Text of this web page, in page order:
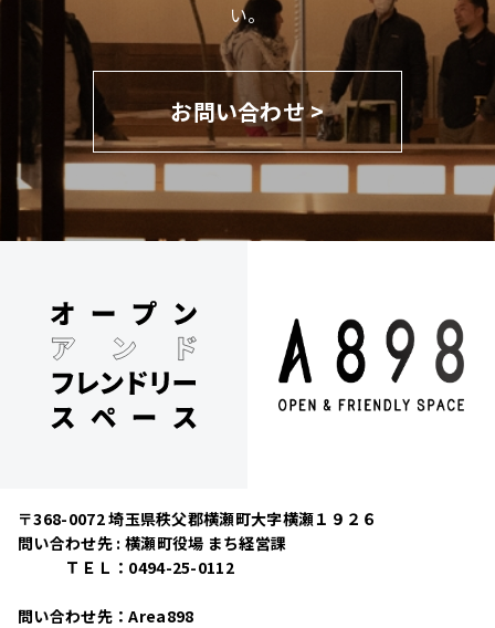
い。
お問い合わせ >
〒368-0072 埼玉県秩父郡横瀬町大字横瀬１９２６
問い合わせ先 : 横瀬町役場 まち経営課
ＴＥＬ：0494-25-0112
問い合わせ先：Area898